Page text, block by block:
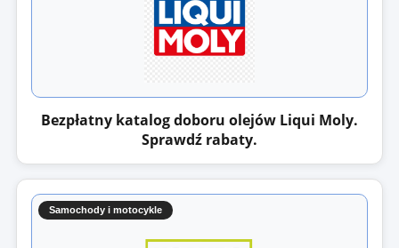
Bezpłatny katalog doboru olejów Liqui Moly.
Sprawdź rabaty.
Samochody i motocykle